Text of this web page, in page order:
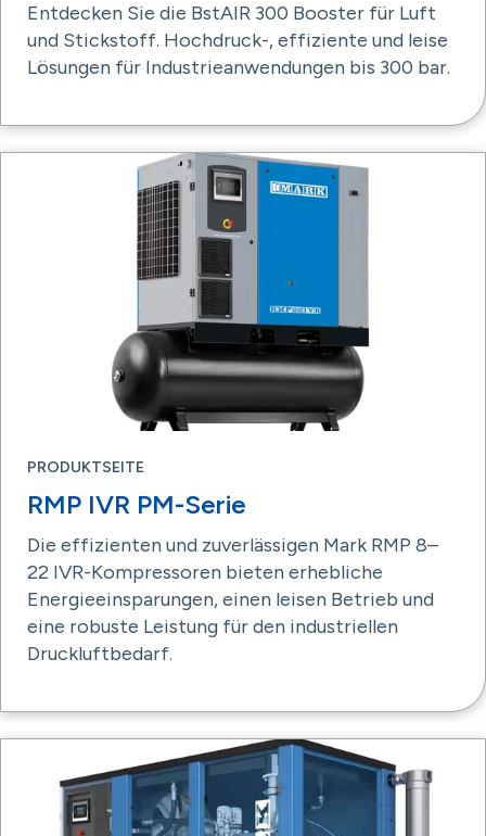
Entdecken Sie die BstAIR 300 Booster für Luft
und Stickstoff. Hochdruck-, effiziente und leise
Lösungen für Industrieanwendungen bis 300 bar.
PRODUKTSEITE
RMP IVR PM-Serie
Die effizienten und zuverlässigen Mark RMP 8–
22 IVR-Kompressoren bieten erhebliche
Energieeinsparungen, einen leisen Betrieb und
eine robuste Leistung für den industriellen
Druckluftbedarf.